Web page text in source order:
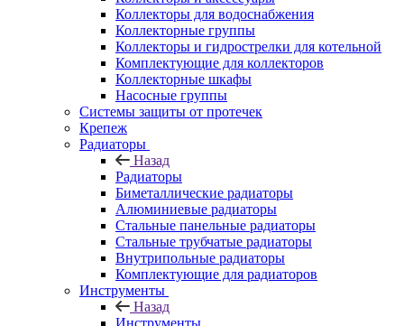
Коллекторы для водоснабжения
Коллекторные группы
Коллекторы и гидрострелки для котельной
Комплектующие для коллекторов
Коллекторные шкафы
Насосные группы
Системы защиты от протечек
Крепеж
Радиаторы
Назад
Радиаторы
Биметаллические радиаторы
Алюминиевые радиаторы
Стальные панельные радиаторы
Стальные трубчатые радиаторы
Внутрипольные радиаторы
Комплектующие для радиаторов
Инструменты
Назад
Инструменты